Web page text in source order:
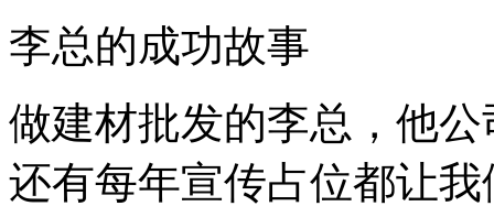
李总的成功故事
做建材批发的李总，他
还有每年宣传占位都让